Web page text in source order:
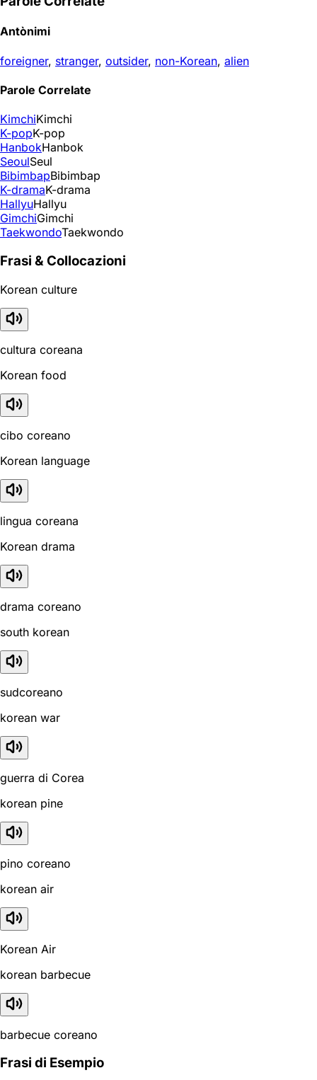
Antònimi
foreigner, stranger, outsider, non-Korean, alien
Parole Correlate
KimchiKimchi
K-popK-pop
HanbokHanbok
SeoulSeul
BibimbapBibimbap
K-dramaK-drama
HallyuHallyu
GimchiGimchi
TaekwondoTaekwondo
Frasi & Collocazioni
Korean culture
cultura coreana
Korean food
cibo coreano
Korean language
lingua coreana
Korean drama
drama coreano
south korean
sudcoreano
korean war
guerra di Corea
korean pine
pino coreano
korean air
Korean Air
korean barbecue
barbecue coreano
Frasi di Esempio